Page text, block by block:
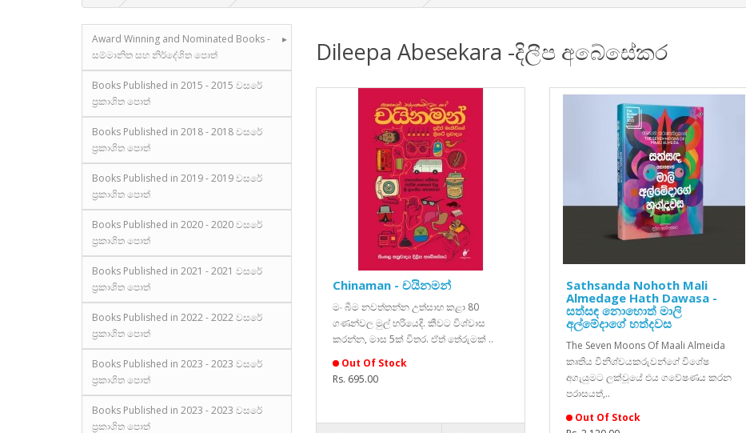
Award Winning and Nominated Books -
සම්මානිත සහ නිර්දේශිත පොත්
Books Published in 2015 - 2015 වසරේ
ප්‍රකාශිත පොත්
Books Published in 2018 - 2018 වසරේ
ප්‍රකාශිත පොත්
Books Published in 2019 - 2019 වසරේ
ප්‍රකාශිත පොත්
Books Published in 2020 - 2020 වසරේ
ප්‍රකාශිත පොත්
Books Published in 2021 - 2021 වසරේ
ප්‍රකාශිත පොත්
Books Published in 2022 - 2022 වසරේ
ප්‍රකාශිත පොත්
Books Published in 2023 - 2023 වසරේ
ප්‍රකාශිත පොත්
Books Published in 2023 - 2023 වසරේ
ප්‍රකාශිත පොත්
Dileepa Abesekara -දිලීප අබේසේකර
Chinaman - චයිනමන්
මං බීම නවත්තන්න උත්සාහ කළා 80
ගණන්වල මුල් හරියෙදි. කීවට විශ්වාස
කරන්න, මාස 5ක් විතර. ඒත් තේරුමක් ..
Out Of Stock
Rs. 695.00
Sathsanda Nohoth Mali
Almedage Hath Dawasa -
සත්සඳ නොහොත් මාලි
අල්මේදාගේ හත්දවස
The Seven Moons Of Maali Almeida
කෘතිය විනිශ්චයකරුවන්ගේ විශේෂ
අගැයුමට ලක්වූයේ එය ගවේෂණය කරන
පරාසයත්,..
Out Of Stock